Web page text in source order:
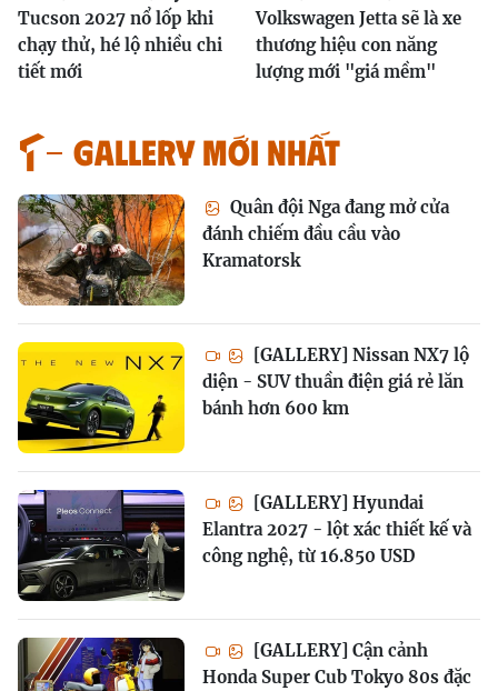
Tucson 2027 nổ lốp khi
chạy thử, hé lộ nhiều chi
tiết mới
Volkswagen Jetta sẽ là xe
thương hiệu con năng
lượng mới "giá mềm"
GALLERY MỚI NHẤT
Quân đội Nga đang mở cửa
đánh chiếm đầu cầu vào
Kramatorsk
[GALLERY] Nissan NX7 lộ
diện - SUV thuần điện giá rẻ lăn
bánh hơn 600 km
[GALLERY] Hyundai
Elantra 2027 - lột xác thiết kế và
công nghệ, từ 16.850 USD
[GALLERY] Cận cảnh
Honda Super Cub Tokyo 80s đặc